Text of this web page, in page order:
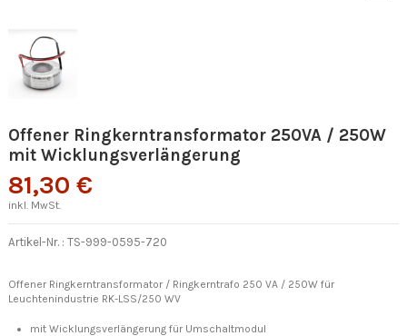
Offener Ringkerntransformator 250VA / 250W
mit Wicklungsverlängerung
81,30 €
inkl. MwSt.
Artikel-Nr. : TS-999-0595-720
Offener Ringkerntransformator / Ringkerntrafo 250 VA / 250W für
Leuchtenindustrie RK-LSS/250 WV
mit Wicklungsverlängerung für Umschaltmodul